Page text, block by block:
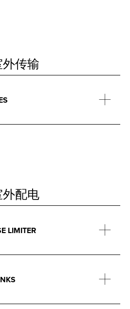
传输
配电
LIMITER